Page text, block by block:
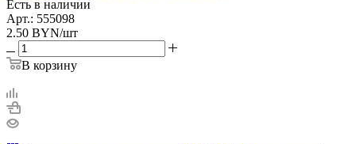
Есть в наличии
Арт.: 555098
2.50 BYN/шт
В корзину